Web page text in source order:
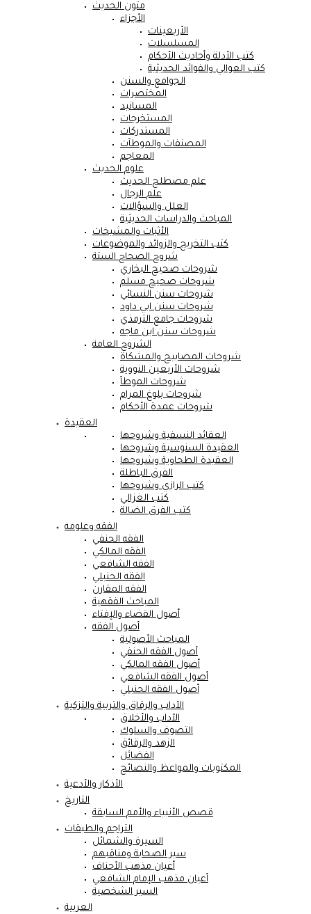
متون الحديث
الأجزاء
الأربعينات
المسلسلات
كتب الأدلة وأحاديث الأحكام
كتب العوالي والفوائد الحديثية
الجوامع والسنن
المختصرات
المسانيد
المستخرجات
المستدركات
المصنفات والموطآت
المعاجم
علوم الحديث
علم مصطلح الحديث
علم الرجال
العلل والسؤالات
المباحث والدراسات الحديثية
الأثبات والمشيخات
كتب التخريج والزوائد والموضوعات
شروح الصحاح الستة
شروحات صحيح البخاري
شروحات صحيح مسلم
شروحات سنن النسائي
شروحات سنن ابي داود
شروحات جامع الترمذي
شروحات سنن ابن ماجه
الشروح العامة
شروحات المصابيح والمشكاة
شروحات الأربعين النووية
شروحات الموطأ
شروحات بلوغ المرام
شروحات عمدة الأحكام
العقيدة
العقائد النسفية وشروحها
العقيدة السنوسية وشروحها
العقيدة الطحاوية وشروحها
الفرق الباطلة
كتب الرازي وشروحها
كتب الغزالي
كتب الفرق الضالة
الفقه وعلومه
الفقه الحنفي
الفقه المالكي
الفقه الشافعي
الفقه الحنبلي
الفقه المقارن
المباحث الفقهية
أصول القضاء والإفتاء
أصول الفقه
المباحث الأصولية
أصول الفقه الحنفي
أصول الفقه المالكي
أصول الفقه الشافعي
أصول الفقه الحنبلي
الآداب والرقاق والتربية والتزكية
الآداب والأخلاق
التصوف والسلوك
الزهد والرقائق
الفضائل
المكتوبات والمواعظ والنصائح
الأذكار والأدعية
التاريخ
قصص الأنبياء والأمم السابقة
التراجم والطبقات
السيرة والشمائل
سير الصحابة ومناقبهم
أعيان مذهب الأحناف
أعيان مذهب الإمام الشافعي
السير الشخصية
العربية